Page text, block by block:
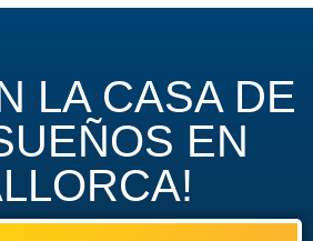
LA CASA DE
EN